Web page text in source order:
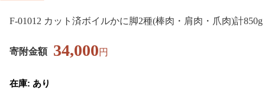
F-01012 カット済ボイルかに脚2種(棒肉・肩肉・爪肉)計850g
寄附金額 34,000円
在庫: あり